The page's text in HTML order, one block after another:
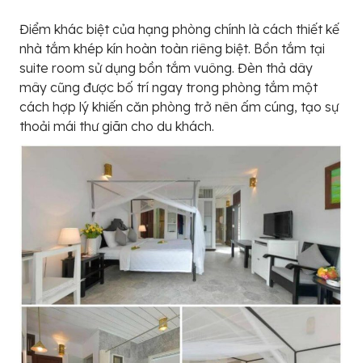
Điểm khác biệt của hạng phòng chính là cách thiết kế
nhà tắm khép kín hoàn toàn riêng biệt. Bồn tắm tại
suite room sử dụng bồn tắm vuông. Đèn thả dây
mây cũng được bố trí ngay trong phòng tắm một
cách hợp lý khiến căn phòng trở nên ấm cúng, tạo sự
thoải mái thư giãn cho du khách.